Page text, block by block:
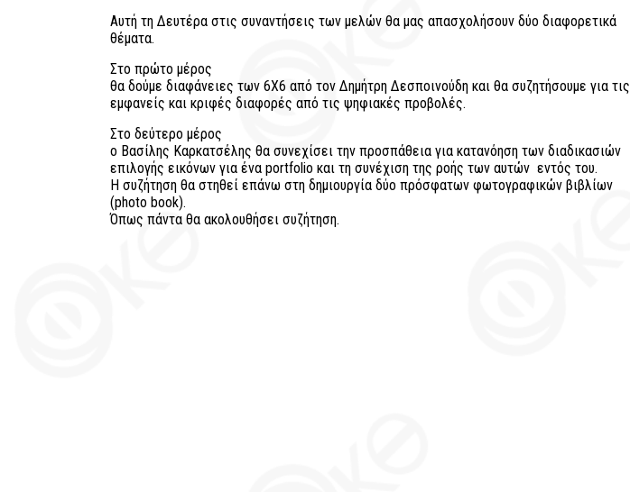
Αυτή τη Δευτέρα στις συναντήσεις των μελών θα μας απασχολήσουν δύο διαφορετικά
θέματα.
Στο πρώτο μέρος
θα δούμε διαφάνειες των 6Χ6 από τον Δημήτρη Δεσποινούδη και θα συζητήσουμε για τις
εμφανείς και κριφές διαφορές από τις ψηφιακές προβολές.
Στο δεύτερο μέρος
ο Βασίλης Καρκατσέλης θα συνεχίσει την προσπάθεια για κατανόηση των διαδικασιών
επιλογής εικόνων για ένα portfolio και τη συνέχιση της ροής των αυτών εντός του.
Η συζήτηση θα στηθεί επάνω στη δημιουργία δύο πρόσφατων φωτογραφικών βιβλίων
(photo book).
Όπως πάντα θα ακολουθήσει συζήτηση.